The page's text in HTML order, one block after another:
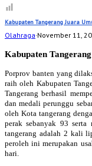
Kabupaten Tangerang Juara
Olahraga·November 11,
Kabupaten
Porprov banten yang
raih oleh Kabupaten
Tangerang berhasil
dan medali perunggu
oleh Kota tangerang
perak sebanyak 93 serta
tangerang adalah 2 kali
peroleh ini merupakan
hari.